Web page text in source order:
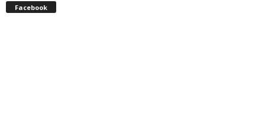
Facebook